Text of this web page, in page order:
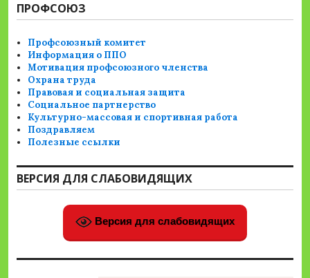
ПРОФСОЮЗ
Профсоюзный комитет
Информация о ППО
Мотивация профсоюзного членства
Охрана труда
Правовая и социальная защита
Социальное партнерство
Культурно-массовая и спортивная работа
Поздравляем
Полезные ссылки
ВЕРСИЯ ДЛЯ СЛАБОВИДЯЩИХ
Версия для слабовидящих